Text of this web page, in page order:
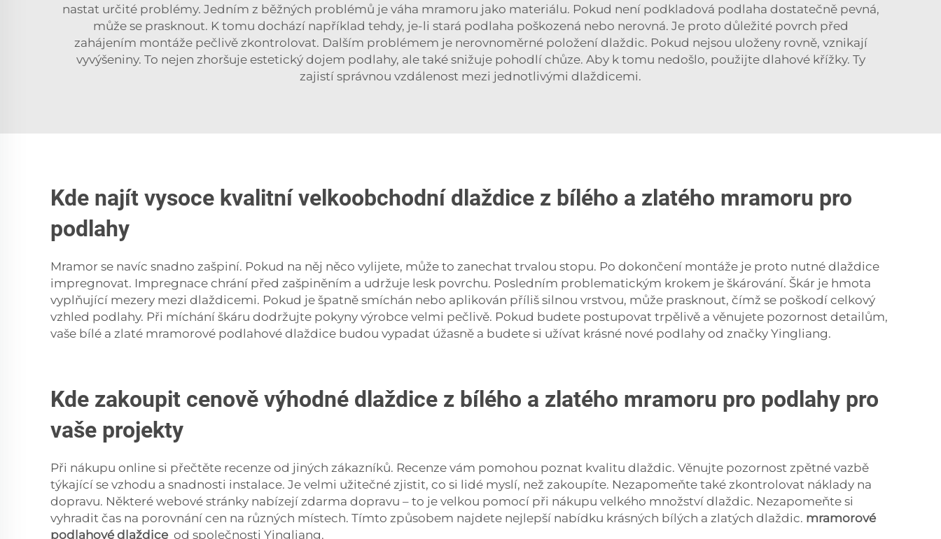
nastat určité problémy. Jedním z běžných problémů je váha mramoru jako materiálu. Pokud není podkladová podlaha dostatečně pevná,
může se prasknout. K tomu dochází například tehdy, je-li stará podlaha poškozená nebo nerovná. Je proto důležité povrch před
zahájením montáže pečlivě zkontrolovat. Dalším problémem je nerovnoměrné položení dlaždic. Pokud nejsou uloženy rovně, vznikají
vyvýšeniny. To nejen zhoršuje estetický dojem podlahy, ale také snižuje pohodlí chůze. Aby k tomu nedošlo, použijte dlahové křížky. Ty
zajistí správnou vzdálenost mezi jednotlivými dlaždicemi.
Kde najít vysoce kvalitní velkoobchodní dlaždice z bílého a zlatého mramoru pro
podlahy
Mramor se navíc snadno zašpiní. Pokud na něj něco vylijete, může to zanechat trvalou stopu. Po dokončení montáže je proto nutné dlaždice
impregnovat. Impregnace chrání před zašpiněním a udržuje lesk povrchu. Posledním problematickým krokem je škárování. Škár je hmota
vyplňující mezery mezi dlaždicemi. Pokud je špatně smíchán nebo aplikován příliš silnou vrstvou, může prasknout, čímž se poškodí celkový
vzhled podlahy. Při míchání škáru dodržujte pokyny výrobce velmi pečlivě. Pokud budete postupovat trpělivě a věnujete pozornost detailům,
vaše bílé a zlaté mramorové podlahové dlaždice budou vypadat úžasně a budete si užívat krásné nové podlahy od značky Yingliang.
Kde zakoupit cenově výhodné dlaždice z bílého a zlatého mramoru pro podlahy pro
vaše projekty
Při nákupu online si přečtěte recenze od jiných zákazníků. Recenze vám pomohou poznat kvalitu dlaždic. Věnujte pozornost zpětné vazbě
týkající se vzhodu a snadnosti instalace. Je velmi užitečné zjistit, co si lidé myslí, než zakoupíte. Nezapomeňte také zkontrolovat náklady na
dopravu. Některé webové stránky nabízejí zdarma dopravu – to je velkou pomocí při nákupu velkého množství dlaždic. Nezapomeňte si
vyhradit čas na porovnání cen na různých místech. Tímto způsobem najdete nejlepší nabídku krásných bílých a zlatých dlaždic. mramorové
podlahové dlaždice od společnosti Yingliang.